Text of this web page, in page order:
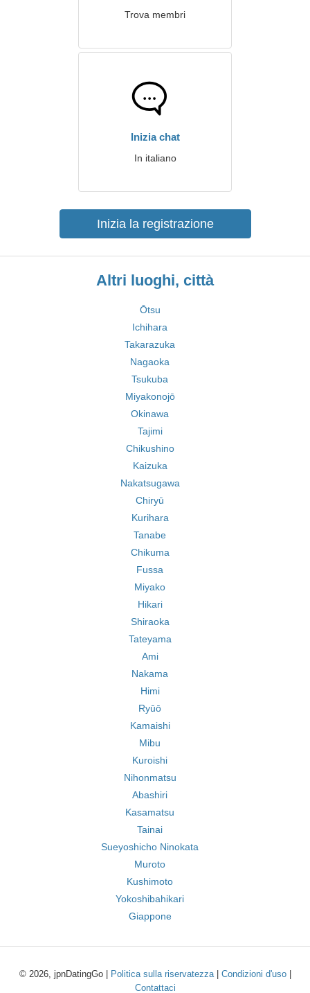
Trova membri
Inizia chat
In italiano
Inizia la registrazione
Altri luoghi, città
Ōtsu
Ichihara
Takarazuka
Nagaoka
Tsukuba
Miyakonojō
Okinawa
Tajimi
Chikushino
Kaizuka
Nakatsugawa
Chiryū
Kurihara
Tanabe
Chikuma
Fussa
Miyako
Hikari
Shiraoka
Tateyama
Ami
Nakama
Himi
Ryūō
Kamaishi
Mibu
Kuroishi
Nihonmatsu
Abashiri
Kasamatsu
Tainai
Sueyoshicho Ninokata
Muroto
Kushimoto
Yokoshibahikari
Giappone
© 2026, jpnDatingGo | Politica sulla riservatezza| Condizioni d'uso|
Contattaci